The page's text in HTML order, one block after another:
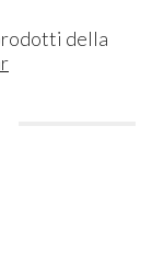
della